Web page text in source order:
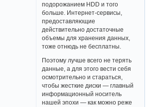
подорожанием HDD и того
больше. Интернет-сервисы,
предоставляющие
действительно достаточные
объемы для хранения данных,
тоже отнюдь не бесплатны.
Поэтому лучше всего не терять
данные, а для этого вести себя
осмотрительно и стараться,
чтобы жесткие диски — главный
информационный носитель
нашей эпохи — как можно реже